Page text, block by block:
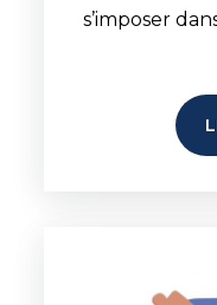
s’imposer